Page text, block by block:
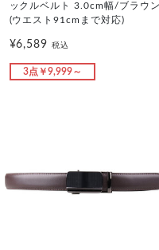
ックルベルト 3.0cm幅/ブラウン
(ウエスト91cmまで対応)
¥6,589税込
3点￥9,999～